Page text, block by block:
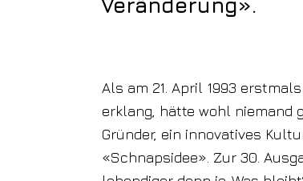
Veränderung».
Als am 21. April 1993
erklang, hätte wohl niemand
Gründer, ein innovatives
«Schnapsidee». Zur 30.